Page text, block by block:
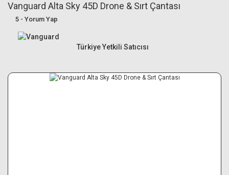
Canon R6 Mark III Bundle Setler
Alışverişe
Vanguard Alta Sky 45D Drone & Sırt Çantası
5 - Yorum Yap
Türkiye Yetkili Satıcısı